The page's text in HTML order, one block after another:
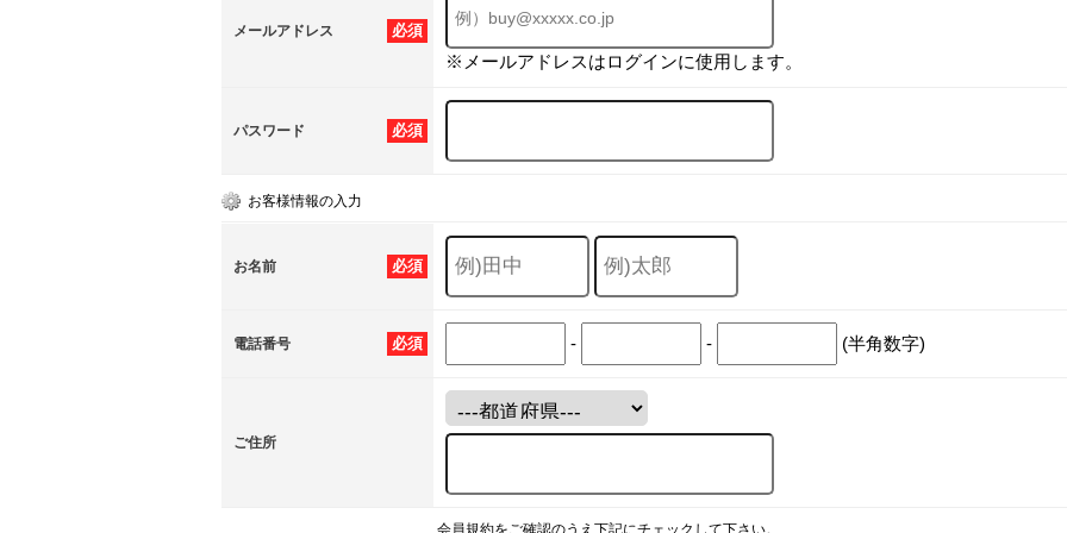
必須
メールアドレス
※メールアドレスはログインに使用します。
必須
パスワード
お客様情報の入力
必須
お名前
必須
電話番号 - - (半角数字)
ご住所
会員規約をご確認のうえ下記にチェックして下さい。